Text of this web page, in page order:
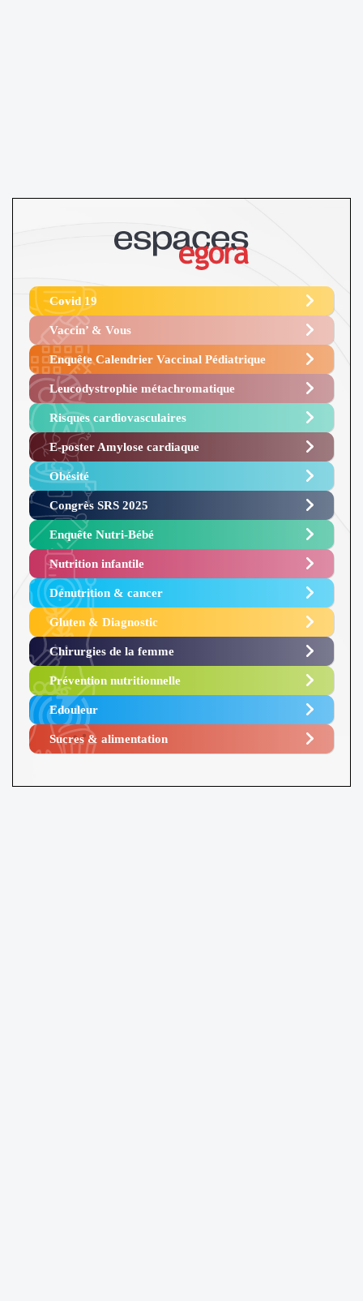
Covid 19
Vaccin’ & Vous
Enquête Calendrier Vaccinal Pédiatrique
Leucodystrophie métachromatique
Risques cardiovasculaires
E-poster Amylose cardiaque ​
Obésité ​
Congrès SRS 2025 ​
Enquête Nutri-Bébé ​
Nutrition infantile
Dénutrition & cancer
Gluten & Diagnostic
Chirurgies de la femme
Prévention nutritionnelle
Edouleur​
Sucres & alimentation​